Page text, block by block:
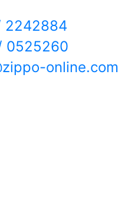
2242884
0525260
online.com